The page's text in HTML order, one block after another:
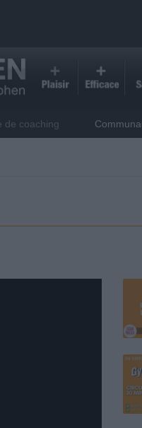
de coaching